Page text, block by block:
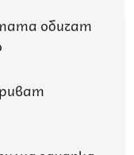
обичат